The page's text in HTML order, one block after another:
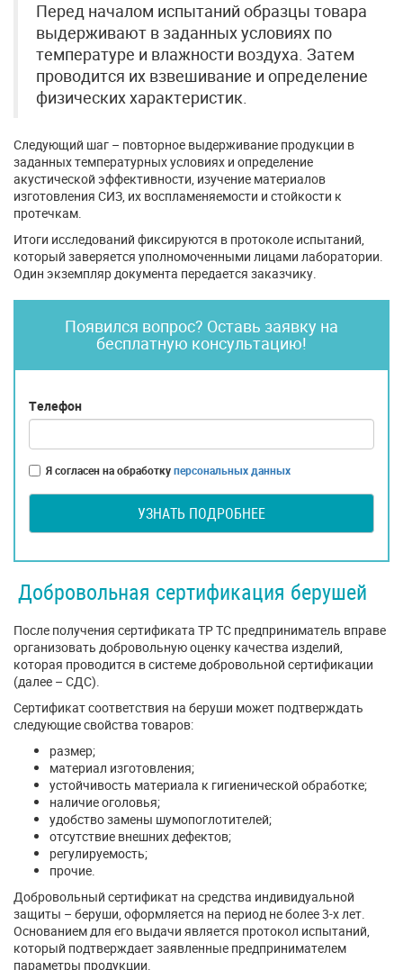
Перед началом испытаний образцы товара
выдерживают в заданных условиях по
температуре и влажности воздуха. Затем
проводится их взвешивание и определение
физических характеристик.
Следующий шаг – повторное выдерживание продукции в
заданных температурных условиях и определение
акустической эффективности, изучение материалов
изготовления СИЗ, их воспламеняемости и стойкости к
протечкам.
Итоги исследований фиксируются в протоколе испытаний,
который заверяется уполномоченными лицами лаборатории.
Один экземпляр документа передается заказчику.
Появился вопрос? Оставь заявку на
бесплатную консультацию!
Телефон
Я согласен на обработкуперсональных данных
УЗНАТЬ ПОДРОБНЕЕ
Добровольная сертификация берушей
После получения сертификата ТР ТС предприниматель вправе
организовать добровольную оценку качества изделий,
которая проводится в системе добровольной сертификации
(далее – СДС).
Сертификат соответствия на беруши может подтверждать
следующие свойства товаров:
размер;
материал изготовления;
устойчивость материала к гигиенической обработке;
наличие оголовья;
удобство замены шумопоглотителей;
отсутствие внешних дефектов;
регулируемость;
прочие.
Добровольный сертификат на средства индивидуальной
защиты – беруши, оформляется на период не более 3-х лет.
Основанием для его выдачи является протокол испытаний,
который подтверждает заявленные предпринимателем
параметры продукции.